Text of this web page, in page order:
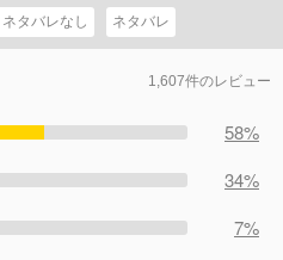
て、えりかへプリキュアになる
…。(C)ＡＢＣ・東映アニメーシ
ネタバレなし ネタバレ
1,607件のレビュー
58%
34%
7%